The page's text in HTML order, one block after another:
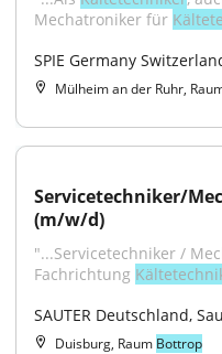
Mechatroniker für
SPIE Germany
Mülheim an der Ruhr,
Servicetechniker/
(m/w/d)
"...Servicetechniker /
Fachrichtung
SAUTER Deutschland,
Duisburg, Raum Bottrop